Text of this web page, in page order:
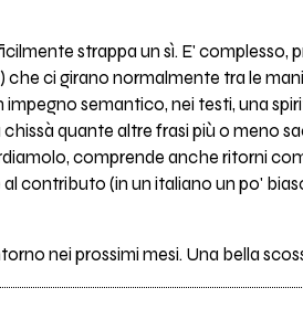
strappa un sì. E'
ci girano normalmente tra le
semantico, nei testi, una
quante altre frasi più o meno
comprende anche ritorni
al contributo (in un italiano un po'
nei prossimi mesi. Una bella